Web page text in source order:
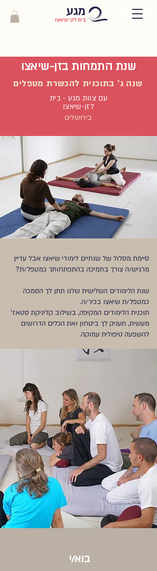
שנת התמחות בזן-שיאצו
שנה ג' בתוכנית להכשרת מטפלים
עם צוות מגע - בית
לזן-שיאצו
בירושלים
סיימת מסלול של שנתיים לימודי שיאצו אבל עדיין
מרגיש/ה צורך בתמיכה בהתפתחותך כמטפל/ת?
שנת הלימודים השלישית שלנו תתן לך הסמכה
כמטפל/ת שיאצו בכיר/ה.
תוכנית הלימודים המקיפה, בשילוב קליניקת סטאז'
מעשית, תעניק לך ביטחון ואת הכלים הדרושים
להשפעה טיפולית עמוקה.
בוא/י